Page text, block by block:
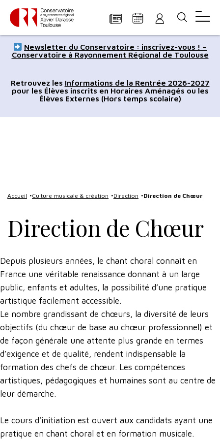
Panneau de gestion des cookies
Aller
au
principal
à
navigation
à
recherche
au
de
page
au
du
site
Newsletter du Conservatoire : inscrivez-vous ! –
Conservatoire à Rayonnement Régional de Toulouse
Retrouvez les Informations de la Rentrée 2026-2027
pour les Élèves inscrits en Horaires Aménagés ou les
Élèves Externes (Hors temps scolaire)
Accueil Culture musicale & création Direction Direction de Chœur
Direction de Chœur
Depuis plusieurs années, le chant choral connaît en
France une véritable renaissance donnant à un large
public, enfants et adultes, la possibilité d’une pratique
artistique facilement accessible.
Le nombre grandissant de chœurs, la diversité de leurs
objectifs (du chœur de base au chœur professionnel) et
de façon générale une attente plus grande en termes
d’exigence et de qualité, rendent indispensable la
formation des chefs de chœur. Les compétences
artistiques, pédagogiques et humaines sont au centre de
leur démarche.
Le cours d’initiation est ouvert aux candidats ayant une
pratique en chant choral et en formation musicale.